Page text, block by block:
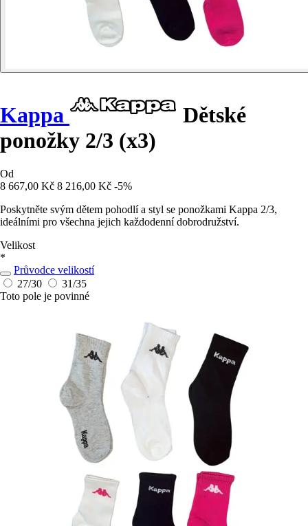
Kappa
Dětské
ponožky 2/3 (x3)
Od
8 667,00 Kč 8 216,00 Kč -5%
Poskytněte svým dětem pohodlí a styl se ponožkami Kappa 2/3,
ideálními pro všechna jejich každodenní dobrodružství.
Velikost
*
Průvodce velikostí
27/30
31/35
Toto pole je povinné